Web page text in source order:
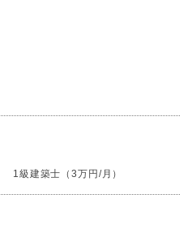
1級建築士（3万円/月）